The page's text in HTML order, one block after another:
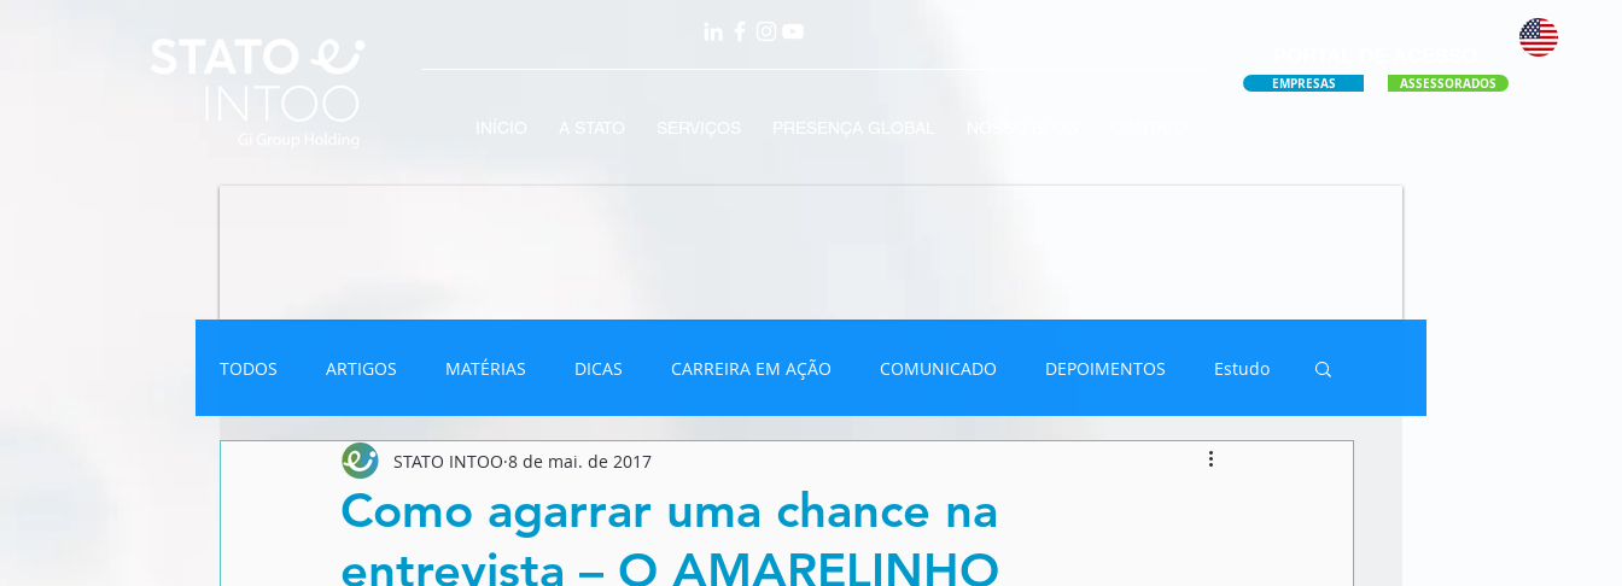
EMPRESAS ASSESSORADOS
TODOS ARTIGOS MATÉRIAS DICAS CARREIRA EM AÇÃO COMUNICADO DEPOIMENTOS Estudo
INFOGRÁFICO NEWSLETTER VÍDEOS
Como agarrar uma chance na
entrevista – O AMARELINHO
STATO INTOO 8 de mai. de 2017